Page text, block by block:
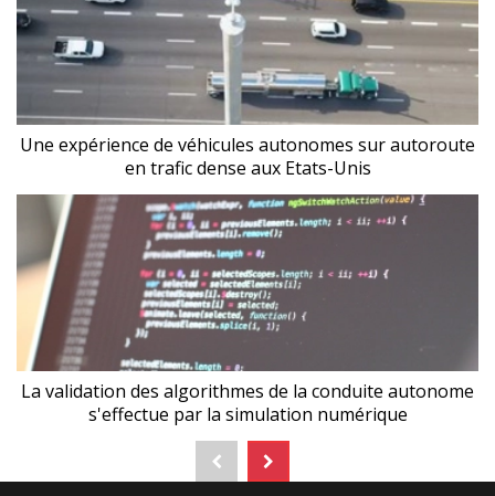
Une expérience de véhicules autonomes sur autoroute
en trafic dense aux Etats-Unis
La validation des algorithmes de la conduite autonome
s'effectue par la simulation numérique